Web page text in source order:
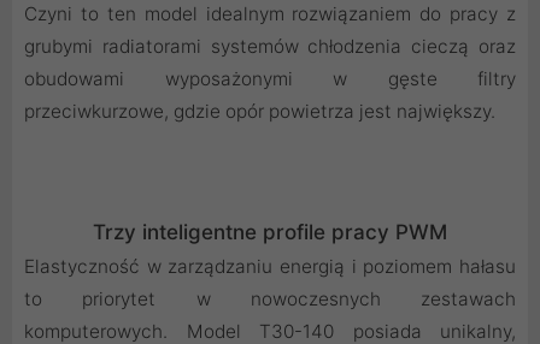
Czyni to ten model idealnym rozwiązaniem do pracy z
grubymi radiatorami systemów chłodzenia cieczą oraz
obudowami wyposażonymi w gęste filtry
przeciwkurzowe, gdzie opór powietrza jest największy.
Trzy inteligentne profile pracy PWM
Elastyczność w zarządzaniu energią i poziomem hałasu
to priorytet w nowoczesnych zestawach
komputerowych. Model T30-140 posiada unikalny,